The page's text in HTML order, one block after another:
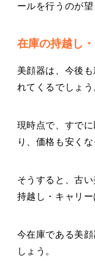
ールを行うのが望
在庫の持越し
美顔器は、今後
れてくるでしょう
現時点で、すで
り、価格も安く
そうすると、古
持越し・キャリ
今在庫である美
しょう。